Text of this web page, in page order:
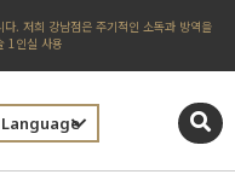
. 저희 강남점은 주기적인 소독과 방역을
1인실 사용
Language